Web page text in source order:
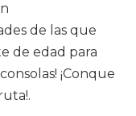
de las que
de edad para
¡Conque